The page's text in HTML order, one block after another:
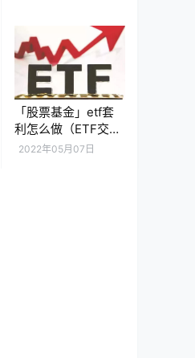
「股票基金」etf套
利怎么做（ETF交易
机制解析）
2022年05月07日